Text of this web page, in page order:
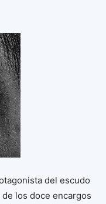
del escudo
los doce encargos